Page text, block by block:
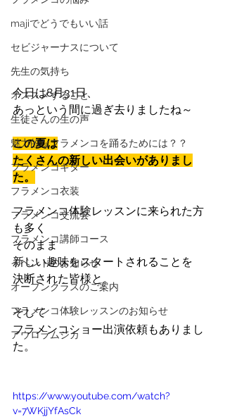
majiでどうでもいい話
セビジャーナスについて
先生の気持ち
オススメすること
生徒さんの生の声
魅力的なフラメンコを踊るためには？？
フラメンコギター
フラメンコ衣装
フラメンコ交流会
フラメンコ講師コース
イベントのお知らせ
オープンクラスのご案内
フラメンコ体験レッスンのお知らせ
アウロラムジカ
今日は8月31日、
あっという間に過ぎ去りましたね～
この夏は
たくさんの新しい出会いがありまし
た。
フラメンコ体験レッスンに来られた方
も多く
そのまま
新しい趣味をスタートされることを
決断された皆様と。
そして
フラメンコショー出演依頼もありまし
た。
https://www.youtube.com/watch?
v=7WKjjYfAsCk